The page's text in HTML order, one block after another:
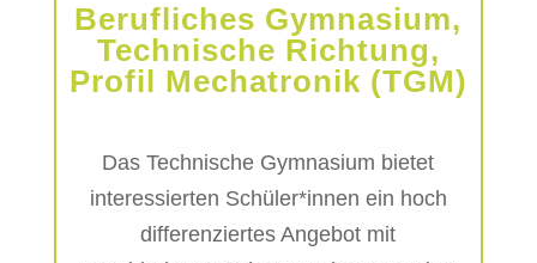
Berufliches Gymnasium,
Technische Richtung,
Profil Mechatronik (TGM)
Das Technische Gymnasium bietet
interessierten Schüler*innen ein hoch
differenziertes Angebot mit